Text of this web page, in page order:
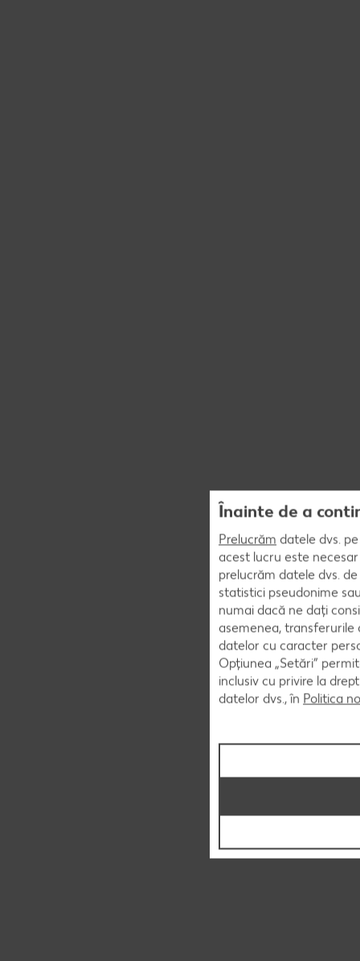
Înainte de a
Prelucrăm datele dvs.
acest lucru este
prelucrăm datele dvs.
statistici pseudonime
numai dacă ne dați
asemenea,
datelor cu caracter
Opțiunea „Setări”
inclusiv cu privire la
datelor dvs., în Politica